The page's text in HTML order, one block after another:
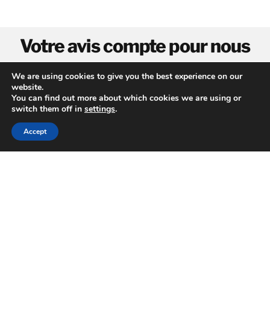
Votre avis compte pour nous
Nous aimerions avoir de vosnouvelles!
ENTRER EN CONTACT
24 HOUR EMERGENCY HOTLINE
800-856-3333
We are using cookies to give you the best experience on our
website.
You can find out more about which cookies we are using or
switch them off in settings.
Accept